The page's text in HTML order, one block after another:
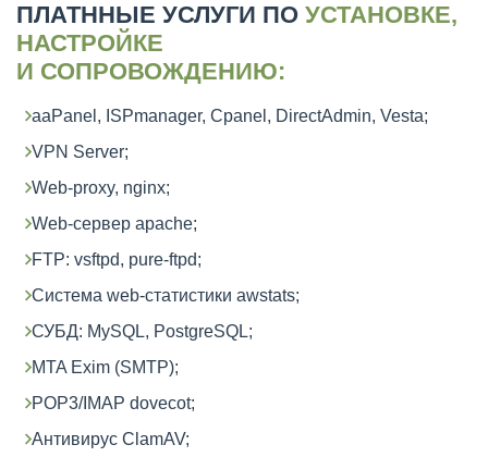
ПЛАТННЫЕ УСЛУГИ ПО УСТАНОВКЕ,
НАСТРОЙКЕ
И СОПРОВОЖДЕНИЮ:
aaPanel, ISPmanager, Cpanel, DirectAdmin, Vesta;
VPN Server;
Web-proxy, nginx;
Web-сервер apache;
FTP: vsftpd, pure-ftpd;
Система web-статистики awstats;
СУБД: MySQL, PostgreSQL;
MTA Exim (SMTP);
POP3/IMAP dovecot;
Антивирус ClamAV;